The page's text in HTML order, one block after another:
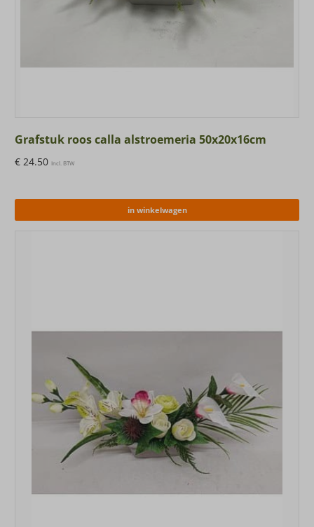
Grafstuk roos calla alstroemeria 50x20x16cm
€ 24.50 Incl. BTW
in winkelwagen